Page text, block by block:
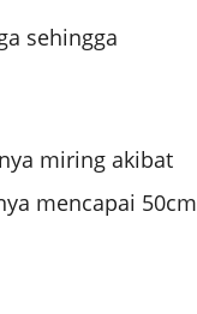
sehingga
miring akibat
mencapai